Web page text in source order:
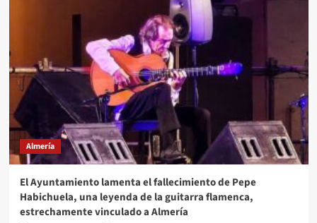
Almería
El Ayuntamiento lamenta el fallecimiento de Pepe
Habichuela, una leyenda de la guitarra flamenca,
estrechamente vinculado a Almería